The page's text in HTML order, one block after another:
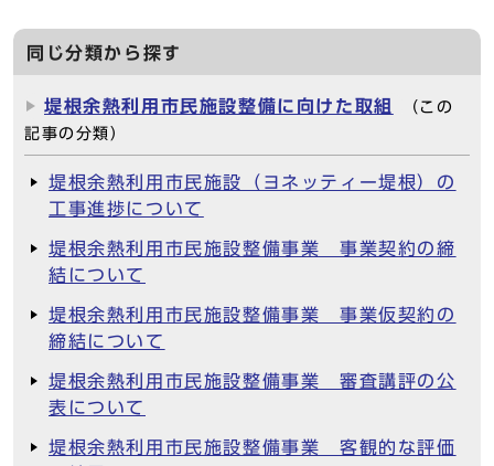
同じ分類から探す
堤根余熱利用市民施設整備に向けた取組
（この
記事の分類）
堤根余熱利用市民施設（ヨネッティー堤根）の
工事進捗について
堤根余熱利用市民施設整備事業 事業契約の締
結について
堤根余熱利用市民施設整備事業 事業仮契約の
締結について
堤根余熱利用市民施設整備事業 審査講評の公
表について
堤根余熱利用市民施設整備事業 客観的な評価